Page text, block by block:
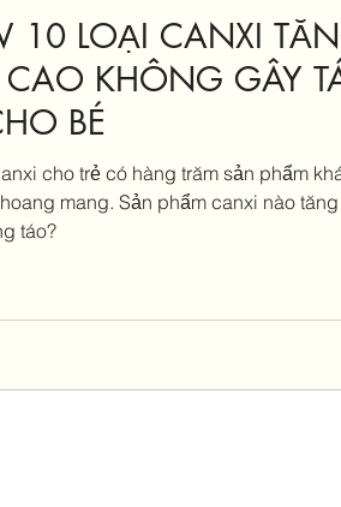
10 LOẠI CANXI
CAO KHÔNG GÂY
BÉ
cho trẻ có hàng trăm sản phẩm
mang. Sản phẩm canxi nào
táo?